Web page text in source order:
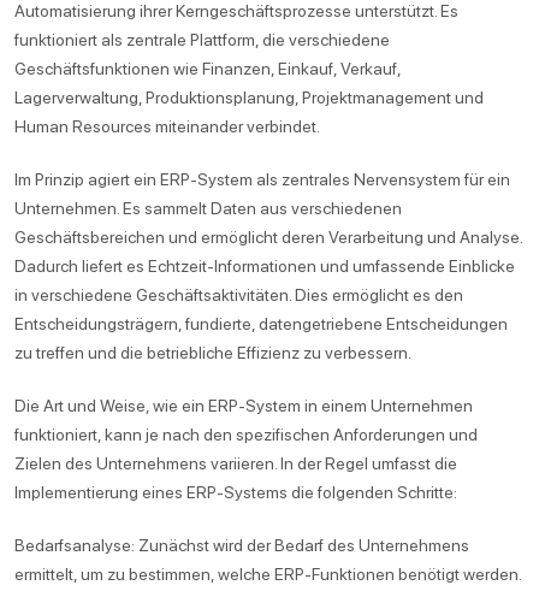
Automatisierung ihrer Kerngeschäftsprozesse unterstützt. Es
funktioniert als zentrale Plattform, die verschiedene
Geschäftsfunktionen wie Finanzen, Einkauf, Verkauf,
Lagerverwaltung, Produktionsplanung, Projektmanagement und
Human Resources miteinander verbindet.
Im Prinzip agiert ein ERP-System als zentrales Nervensystem für ein
Unternehmen. Es sammelt Daten aus verschiedenen
Geschäftsbereichen und ermöglicht deren Verarbeitung und Analyse.
Dadurch liefert es Echtzeit-Informationen und umfassende Einblicke
in verschiedene Geschäftsaktivitäten. Dies ermöglicht es den
Entscheidungsträgern, fundierte, datengetriebene Entscheidungen
zu treffen und die betriebliche Effizienz zu verbessern.
Die Art und Weise, wie ein ERP-System in einem Unternehmen
funktioniert, kann je nach den spezifischen Anforderungen und
Zielen des Unternehmens variieren. In der Regel umfasst die
Implementierung eines ERP-Systems die folgenden Schritte:
Bedarfsanalyse: Zunächst wird der Bedarf des Unternehmens
ermittelt, um zu bestimmen, welche ERP-Funktionen benötigt werden.